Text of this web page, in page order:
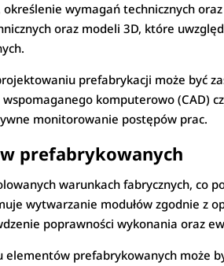
wymagań technicznych
oraz modeli 3D, które
prefabrykacji może być
komputerowo (CAD)
monitorowanie postępów prac.
prefabrykowanych
warunkach fabrycznych, co
wytwarzanie modułów zgodnie z
poprawności wykonania oraz
elementów prefabrykowanych może